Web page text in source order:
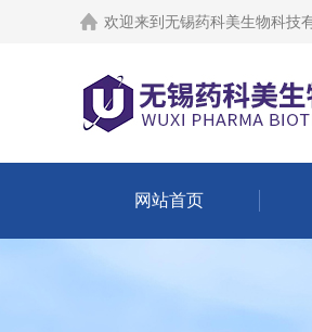
欢迎来到 无锡药科美生物科技
网站首页